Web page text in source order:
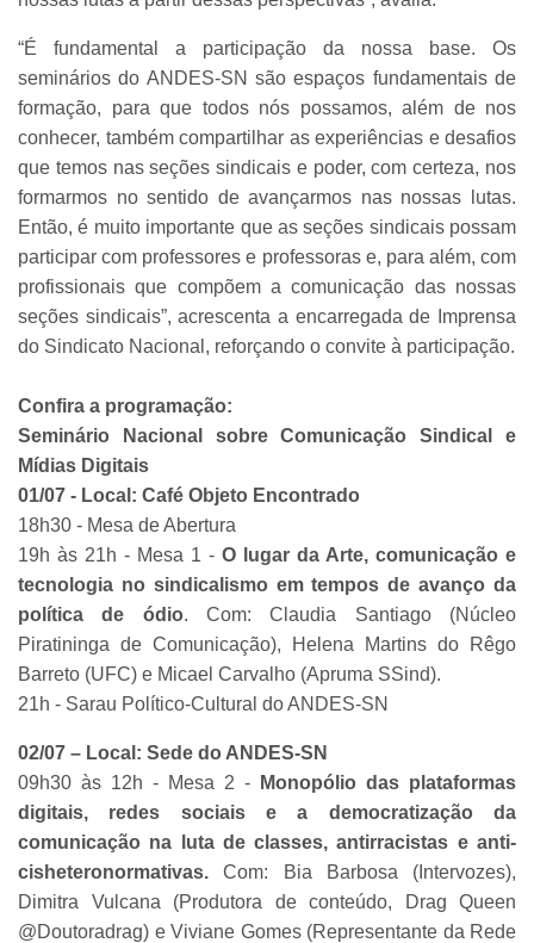
“É fundamental a participação da nossa base. Os
seminários do ANDES-SN são espaços fundamentais de
formação, para que todos nós possamos, além de nos
conhecer, também compartilhar as experiências e desafios
que temos nas seções sindicais e poder, com certeza, nos
formarmos no sentido de avançarmos nas nossas lutas.
Então, é muito importante que as seções sindicais possam
participar com professores e professoras e, para além, com
profissionais que compõem a comunicação das nossas
seções sindicais”, acrescenta a encarregada de Imprensa
do Sindicato Nacional, reforçando o convite à participação.
Confira a programação:
Seminário Nacional sobre Comunicação Sindical e
Mídias Digitais
01/07 - Local: Café Objeto Encontrado
18h30 - Mesa de Abertura
19h às 21h - Mesa 1 - O lugar da Arte, comunicação e
tecnologia no sindicalismo em tempos de avanço da
política de ódio. Com: Claudia Santiago (Núcleo
Piratininga de Comunicação), Helena Martins do Rêgo
Barreto (UFC) e Micael Carvalho (Apruma SSind).
21h - Sarau Político-Cultural do ANDES-SN
02/07 – Local: Sede do ANDES-SN
09h30 às 12h - Mesa 2 -
Monopólio das plataformas
digitais, redes sociais e a democratização da
comunicação na luta de classes, antirracistas e anti-
cisheteronormativas. Com: Bia Barbosa (Intervozes),
Dimitra Vulcana (Produtora de conteúdo, Drag Queen
@Doutoradrag) e Viviane Gomes (Representante da Rede